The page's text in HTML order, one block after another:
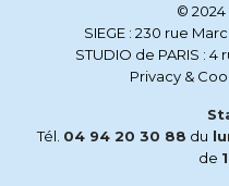
© 2024
SIEGE : 230 rue
STUDIO de PARIS :
Privacy &
Tél. 04 94 20 30 88 du
de